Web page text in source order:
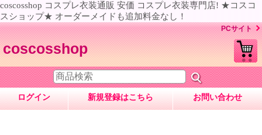
coscosshop コスプレ衣装通販 安価 コスプレ衣装専門店! ★コスコ
スショップ★ オーダーメイドも追加料金なし！
PCサイト
coscosshop
ログイン 新規登録はこちら お問い合わせ